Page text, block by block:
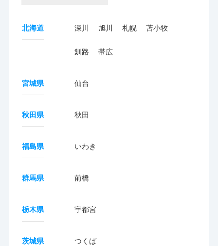
北海道 深川 旭川 札幌 苫小牧
釧路 帯広
宮城県 仙台
秋田県 秋田
福島県 いわき
群馬県 前橋
栃木県 宇都宮
茨城県 つくば